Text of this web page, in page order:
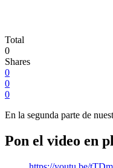
Total
0
Shares
0
0
0
En la segunda parte de
Pon el video en